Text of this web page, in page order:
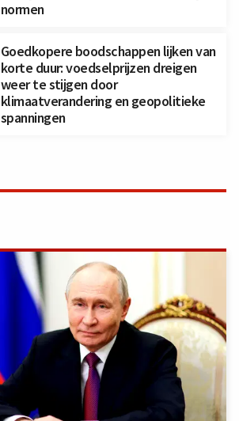
normen
Goedkopere boodschappen lijken van
korte duur: voedselprijzen dreigen
weer te stijgen door
klimaatverandering en geopolitieke
spanningen